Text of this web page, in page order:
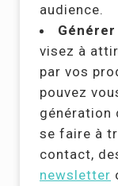
audience.
visez à
par vos
pouvez
génération
se faire à
contact,
newsletter